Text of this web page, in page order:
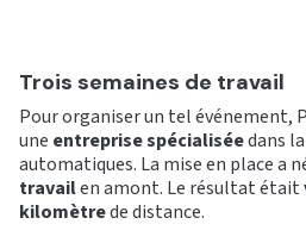
Trois semaines de travail
Pour organiser un tel événement,
une entreprise spécialiséedans
automatiques. La mise en place a
travailen amont. Le résultat était
kilomètrede distance.